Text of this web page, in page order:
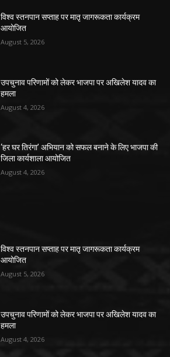
विश्व स्तनपान सप्ताह पर मातृ जागरूकता कार्यक्रम
आयोजित
August 5, 2026
उपचुनाव परिणामों को लेकर भाजपा पर अखिलेश यादव का
हमला
August 4, 2026
‘हर घर तिरंगा’ अभियान को सफल बनाने के लिए भाजपा की
जिला कार्यशाला आयोजित
August 4, 2026
विश्व स्तनपान सप्ताह पर मातृ जागरूकता कार्यक्रम
आयोजित
August 5, 2026
उपचुनाव परिणामों को लेकर भाजपा पर अखिलेश यादव का
हमला
August 4, 2026